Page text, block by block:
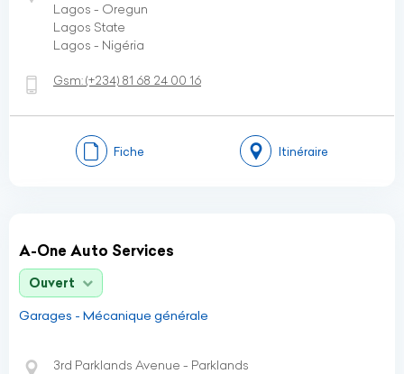
Lagos - Oregun
Lagos State
Lagos - Nigéria
Gsm:(+234) 81 68 24 00 16
Fiche Itinéraire
A-One Auto Services
Ouvert
Garages - Mécanique générale
3rd Parklands Avenue - Parklands